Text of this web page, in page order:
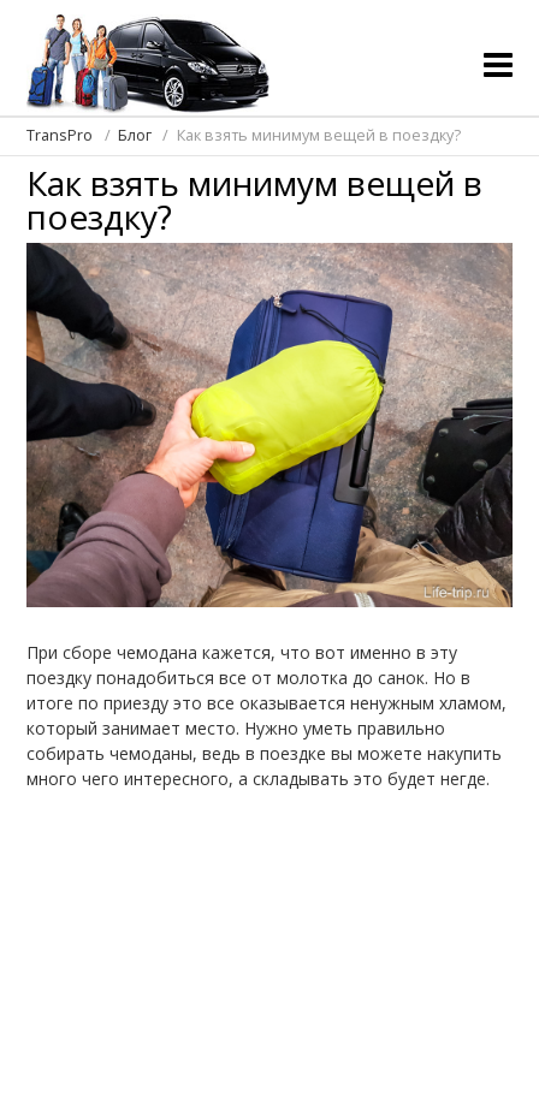
TransPro Блог Как взять минимум вещей в поездку?
Как взять минимум вещей в
поездку?
При сборе чемодана кажется, что вот именно в эту
поездку понадобиться все от молотка до санок. Но в
итоге по приезду это все оказывается ненужным хламом,
который занимает место. Нужно уметь правильно
собирать чемоданы, ведь в поездке вы можете накупить
много чего интересного, а складывать это будет негде.